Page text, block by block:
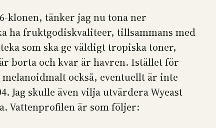
klonen, tänker jag nu tona ner
ha fruktgodiskvaliteer, tillsammans med
som ska ge väldigt tropiska toner,
borta och kvar är havren. Istället för
också, eventuellt är inte
skulle även vilja utvärdera Wyeast
Vattenprofilen är som följer: